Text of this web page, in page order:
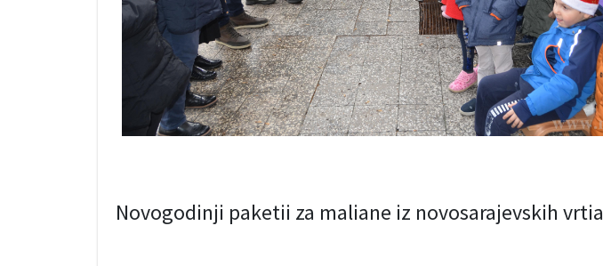
Novogodinji paketii za maliane iz novosarajevskih vrtia